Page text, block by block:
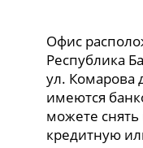
Офис
Республика
ул. Комарова
имеются
можете снять
кредитную